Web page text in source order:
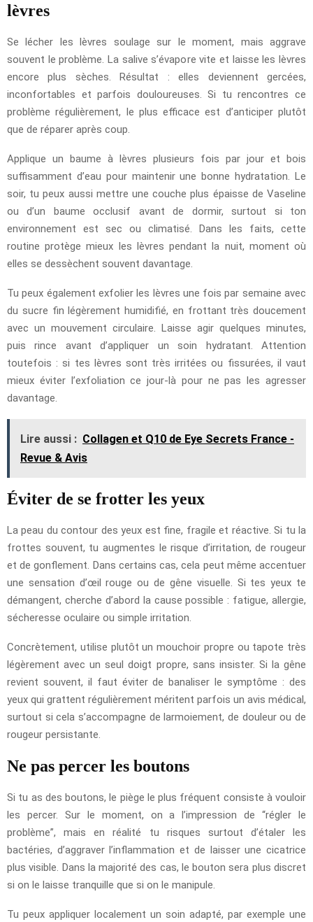
lèvres
Se lécher les lèvres soulage sur le moment, mais aggrave
souvent le problème. La salive s’évapore vite et laisse les lèvres
encore plus sèches. Résultat : elles deviennent gercées,
inconfortables et parfois douloureuses. Si tu rencontres ce
problème régulièrement, le plus efficace est d’anticiper plutôt
que de réparer après coup.
Applique un baume à lèvres plusieurs fois par jour et bois
suffisamment d’eau pour maintenir une bonne hydratation. Le
soir, tu peux aussi mettre une couche plus épaisse de Vaseline
ou d’un baume occlusif avant de dormir, surtout si ton
environnement est sec ou climatisé. Dans les faits, cette
routine protège mieux les lèvres pendant la nuit, moment où
elles se dessèchent souvent davantage.
Tu peux également exfolier les lèvres une fois par semaine avec
du sucre fin légèrement humidifié, en frottant très doucement
avec un mouvement circulaire. Laisse agir quelques minutes,
puis rince avant d’appliquer un soin hydratant. Attention
toutefois : si tes lèvres sont très irritées ou fissurées, il vaut
mieux éviter l’exfoliation ce jour-là pour ne pas les agresser
davantage.
Lire aussi : Collagen et Q10 de Eye Secrets France -
Revue & Avis
Éviter de se frotter les yeux
La peau du contour des yeux est fine, fragile et réactive. Si tu la
frottes souvent, tu augmentes le risque d’irritation, de rougeur
et de gonflement. Dans certains cas, cela peut même accentuer
une sensation d’œil rouge ou de gêne visuelle. Si tes yeux te
démangent, cherche d’abord la cause possible : fatigue, allergie,
sécheresse oculaire ou simple irritation.
Concrètement, utilise plutôt un mouchoir propre ou tapote très
légèrement avec un seul doigt propre, sans insister. Si la gêne
revient souvent, il faut éviter de banaliser le symptôme : des
yeux qui grattent régulièrement méritent parfois un avis médical,
surtout si cela s’accompagne de larmoiement, de douleur ou de
rougeur persistante.
Ne pas percer les boutons
Si tu as des boutons, le piège le plus fréquent consiste à vouloir
les percer. Sur le moment, on a l’impression de “régler le
problème”, mais en réalité tu risques surtout d’étaler les
bactéries, d’aggraver l’inflammation et de laisser une cicatrice
plus visible. Dans la majorité des cas, le bouton sera plus discret
si on le laisse tranquille que si on le manipule.
Tu peux appliquer localement un soin adapté, par exemple une